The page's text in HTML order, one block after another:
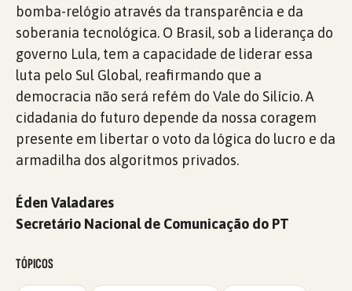
bomba-relógio através da transparência e da
soberania tecnológica. O Brasil, sob a liderança do
governo Lula, tem a capacidade de liderar essa
luta pelo Sul Global, reafirmando que a
democracia não será refém do Vale do Silício. A
cidadania do futuro depende da nossa coragem
presente em libertar o voto da lógica do lucro e da
armadilha dos algoritmos privados.
Éden Valadares
Secretário Nacional de Comunicação do PT
TÓPICOS